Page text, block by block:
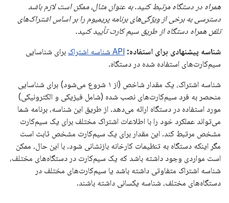
همراه در دستگاه مرتبط کنید. به عنوان مثال، ممکن است لازم باشد
دسترسی به برخی از ویژگی‌های برنامه پریمیوم را بر اساس اشتراک‌های
تلفن همراه دستگاه از طریق سیم کارت تأیید کنید.
شناسه پیشنهادی برای استفاده: API شناسه اشتراک
برای شناسایی
سیم‌کارت‌های استفاده شده در دستگاه.
شناسه اشتراک، یک مقدار شاخص (از ۱ شروع می‌شود) برای شناسایی
منحصر به فرد سیم‌کارت‌های نصب شده (شامل فیزیکی و الکترونیکی)
مورد استفاده در دستگاه ارائه می‌دهد. از طریق این شناسه، برنامه شما
می‌تواند عملکرد خود را با اطلاعات اشتراک مختلف برای یک سیم‌کارت
مشخص مرتبط کند. این مقدار برای یک سیم‌کارت مشخص ثابت است
مگر اینکه دستگاه به تنظیمات کارخانه بازنشانی شود. با این حال، ممکن
است مواردی وجود داشته باشد که یک سیم‌کارت در دستگاه‌های مختلف،
شناسه اشتراک متفاوتی داشته باشد یا سیم‌کارت‌های مختلف در
دستگاه‌های مختلف، شناسه یکسانی داشته باشند.